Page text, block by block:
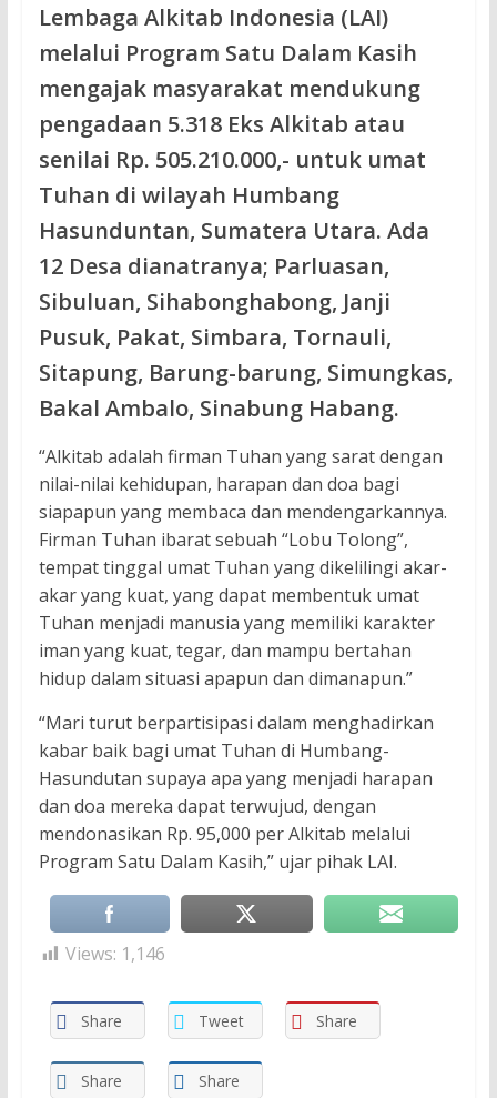
Lembaga Alkitab Indonesia (LAI)
melalui Program Satu Dalam Kasih
mengajak masyarakat mendukung
pengadaan 5.318 Eks Alkitab atau
senilai Rp. 505.210.000,- untuk umat
Tuhan di wilayah Humbang
Hasunduntan, Sumatera Utara. Ada
12 Desa dianatranya; Parluasan,
Sibuluan, Sihabonghabong, Janji
Pusuk, Pakat, Simbara, Tornauli,
Sitapung, Barung-barung, Simungkas,
Bakal Ambalo, Sinabung Habang.
“Alkitab adalah firman Tuhan yang sarat dengan
nilai-nilai kehidupan, harapan dan doa bagi
siapapun yang membaca dan mendengarkannya.
Firman Tuhan ibarat sebuah “Lobu Tolong”,
tempat tinggal umat Tuhan yang dikelilingi akar-
akar yang kuat, yang dapat membentuk umat
Tuhan menjadi manusia yang memiliki karakter
iman yang kuat, tegar, dan mampu bertahan
hidup dalam situasi apapun dan dimanapun.”
“Mari turut berpartisipasi dalam menghadirkan
kabar baik bagi umat Tuhan di Humbang-
Hasundutan supaya apa yang menjadi harapan
dan doa mereka dapat terwujud, dengan
mendonasikan Rp. 95,000 per Alkitab melalui
Program Satu Dalam Kasih,” ujar pihak LAI.
Views: 1,146
Share Tweet Share
Share Share